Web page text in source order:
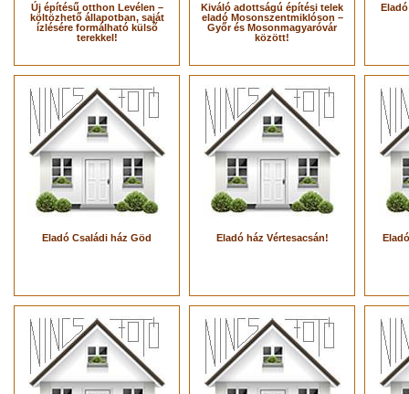
Új építésű otthon Levélen –
költözhető állapotban, saját
ízlésére formálható külső
terekkel!
Kiváló adottságú építési telek
eladó Mosonszentmiklóson –
Győr és Mosonmagyaróvár
között!
Eladó Családi ház Göd Eladó ház Vértesacsán!